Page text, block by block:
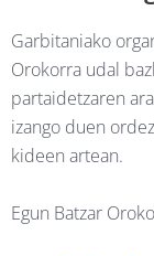
Garbitaniako
Orokorra udal
partaidetzaren
izango duen
kideen artean.
Egun Batzar